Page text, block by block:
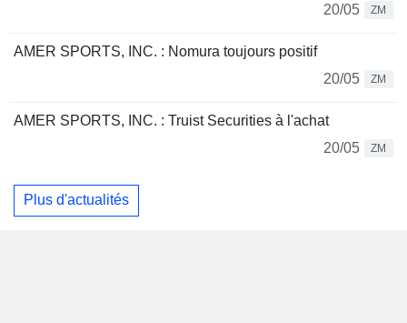
20/05
ZM
AMER SPORTS, INC. : Nomura toujours positif
20/05
ZM
AMER SPORTS, INC. : Truist Securities à l'achat
20/05
ZM
Plus d'actualités